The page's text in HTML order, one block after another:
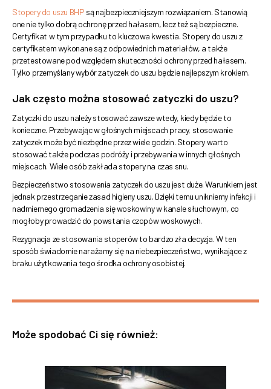
Stopery do uszu BHP są najbezpieczniejszym rozwiązaniem. Stanowią
one nie tylko dobrą ochronę przed hałasem, lecz też są bezpieczne.
Certyfikat w tym przypadku to kluczowa kwestia. Stopery do uszu z
certyfikatem wykonane są z odpowiednich materiałów, a także
przetestowane pod względem skuteczności ochrony przed hałasem.
Tylko przemyślany wybór zatyczek do uszu będzie najlepszym krokiem.
Jak często można stosować zatyczki do uszu?
Zatyczki do uszu należy stosować zawsze wtedy, kiedy będzie to
konieczne. Przebywając w głośnych miejscach pracy, stosowanie
zatyczek może być niezbędne przez wiele godzin. Stopery warto
stosować także podczas podróży i przebywania w innych głośnych
miejscach. Wiele osób zakłada stopery na czas snu.
Bezpieczeństwo stosowania zatyczek do uszu jest duże. Warunkiem jest
jednak przestrzeganie zasad higieny uszu. Dzięki temu unikniemy infekcji i
nadmiernego gromadzenia się woskowiny w kanale słuchowym, co
mogłoby prowadzić do powstania czopów woskowych.
Rezygnacja ze stosowania stoperów to bardzo zła decyzja. W ten
sposób świadomie narażamy się na niebezpieczeństwo, wynikające z
braku użytkowania tego środka ochrony osobistej.
Może spodobać Ci się również: